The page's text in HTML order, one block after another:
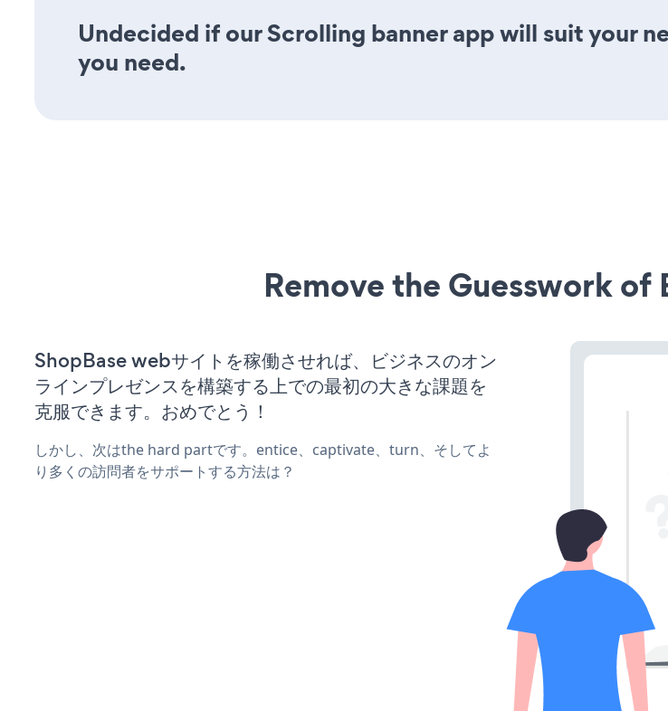
Undecided if our Scrolling banner app will suit your
you need.
Remove the Guesswork of
ShopBase webサイトを稼働させれば、ビジネスのオン
ラインプレゼンスを構築する上での最初の大きな課題を
克服できます。おめでとう！
しかし、次はthe hard partです。entice、captivate、turn、そしてよ
り多くの訪問者をサポートする方法は？